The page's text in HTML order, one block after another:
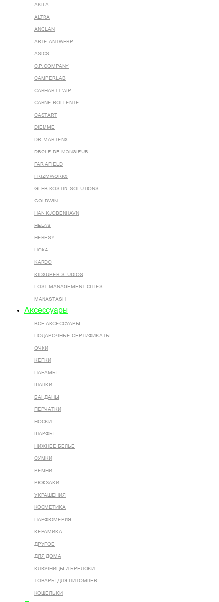
AKILA
ALTRA
ANGLAN
ARTE ANTWERP
ASICS
C.P. COMPANY
CAMPERLAB
CARHARTT WIP
CARNE BOLLENTE
CASTART
DIEMME
DR. MARTENS
DROLE DE MONSIEUR
FAR AFIELD
FRIZMWORKS
GLEB KOSTIN .SOLUTIONS
GOLDWIN
HAN KJOBENHAVN
HELAS
HERESY
HOKA
KARDO
KIDSUPER STUDIOS
LOST MANAGEMENT CITIES
MANASTASH
Аксессуары
ВСЕ AКСЕССУАРЫ
ПОДАРОЧНЫЕ СЕРТИФИКАТЫ
ОЧКИ
КЕПКИ
ПАНАМЫ
ШАПКИ
БАНДАНЫ
ПЕРЧАТКИ
НОСКИ
ШАРФЫ
НИЖНЕЕ БЕЛЬЕ
СУМКИ
РЕМНИ
РЮКЗАКИ
УКРАШЕНИЯ
КОСМЕТИКА
ПАРФЮМЕРИЯ
КЕРАМИКА
ДРУГОЕ
ДЛЯ ДОМА
КЛЮЧНИЦЫ И БРЕЛОКИ
ТОВАРЫ ДЛЯ ПИТОМЦЕВ
КОШЕЛЬКИ